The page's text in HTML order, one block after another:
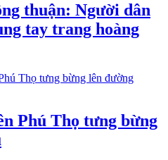
thuận: Người dân
tay trang hoàng
Phú Thọ tưng bừng